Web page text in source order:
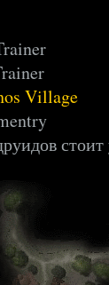
Village
стоит